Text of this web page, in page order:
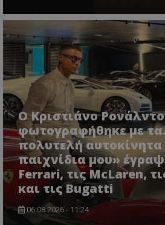
Ο Κριστιάνο Ρονάλντο
φωτογραφήθηκε με
πολυτελή
παιχνίδια μου»
Ferrari, τις McLaren,
και τις Bugatti
06.08.2026 - 11:24